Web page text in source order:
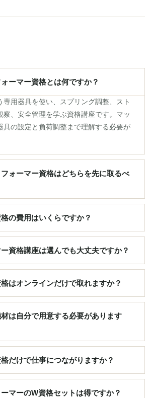
ーマー資格とは何ですか？
専用器具を使い、スプリング調整、スト
察、安全管理を学ぶ資格講座です。マッ
具の設定と負荷調整まで理解する必要が
ォーマー資格はどちらを先に取るべ
の費用はいくらですか？
資格講座は選んでも大丈夫ですか？
はオンラインだけで取れますか？
は自分で用意する必要があります
だけで仕事につながりますか？
マーのW資格セットは得ですか？